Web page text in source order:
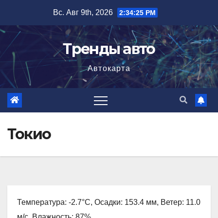
содержимому
Вс. Авг 9th, 2026 2:34:26 PM
Тренды авто
Автокарта
Токио
Температура: -2.7°C, Осадки: 153.4 мм, Ветер: 11.0